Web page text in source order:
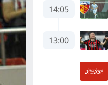
14:05
13:00